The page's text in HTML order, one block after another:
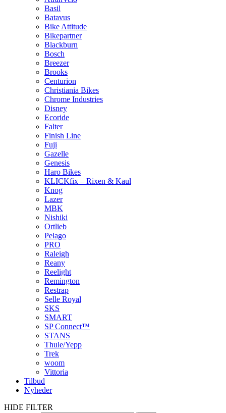
Basil
Batavus
Bike Attitude
Bikepartner
Blackburn
Bosch
Breezer
Brooks
Centurion
Christiania Bikes
Chrome Industries
Disney
Ecoride
Falter
Finish Line
Fuji
Gazelle
Genesis
Haro Bikes
KLICKfix – Rixen & Kaul
Knog
Lazer
MBK
Nishiki
Ortlieb
Pelago
PRO
Raleigh
Reany
Reelight
Remington
Restrap
Selle Royal
SKS
SMART
SP Connect™
STANS
Thule/Yepp
Trek
woom
Vittoria
Tilbud
Nyheder
HIDE FILTER